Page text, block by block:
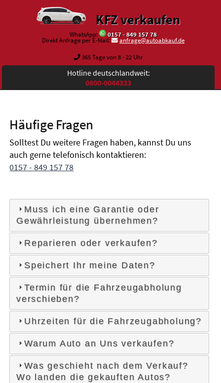
KFZ verkaufen
WhatsApp:
0157 - 849 157 78
Direkt Anfrage per E-Mail:
anfrage@autoabkauf.de
365 Tage von 8 - 22 Uhr
Hotline deutschlandweit:
0800-0044333
Häufige Fragen
Solltest Du weitere Fragen haben, kannst Du uns
auch gerne telefonisch kontaktieren:
0157 - 849 157 78
Muss ich eine Garantie oder
Gewährleistung übernehmen?
Reparieren oder verkaufen?
Speichert Ihr meine Daten?
Termin für die Fahrzeugabholung
verschieben?
Uhrzeiten für die Fahrzeugabholung?
Warum Auto an Uns verkaufen?
Was geschieht nach dem Verkauf?
Wo landen die gekauften Autos?